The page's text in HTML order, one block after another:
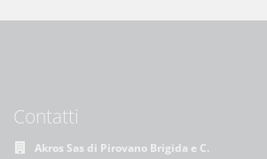
Contatti
Akros Sas di Pirovano Brigida e C.